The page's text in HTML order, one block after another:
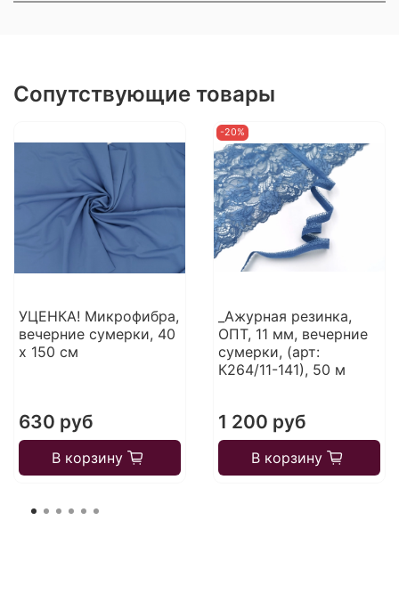
Сопутствующие товары
УЦЕНКА! Микрофибра,
вечерние сумерки, 40
х 150 см
630 руб
В корзину
-20%
_Ажурная резинка,
ОПТ, 11 мм, вечерние
сумерки, (арт:
К264/11-141), 50 м
1 200 руб
В корзину